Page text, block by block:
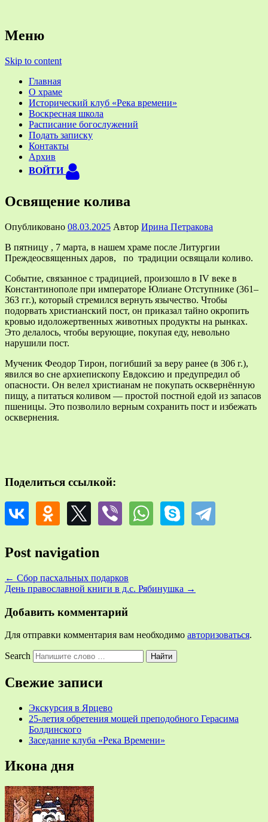
Храм святых Космы и
Жуково около Смоленска
Меню
Skip to content
Главная
О храме
Исторический клуб «Река времени»
Воскресная школа
Расписание богослужений
Подать записку
Контакты
Архив
ВОЙТИ
Освящение колива
Опубликовано 08.03.2025 Автор Ирина Петракова
В пятницу , 7 марта, в нашем храме после Литургии
Преждеосвященных даров, по традиции освящали коливо.
Событие, связанное с традицией, произошло в IV веке в
Константинополе при императоре Юлиане Отступнике (361–
363 гг.), который стремился вернуть язычество. Чтобы
подорвать христианский пост, он приказал тайно окропить
кровью идоложертвенных животных продукты на рынках.
Это делалось, чтобы верующие, покупая еду, невольно
нарушили пост.
Мученик Феодор Тирон, погибший за веру ранее (в 306 г.),
явился во сне архиепископу Евдоксию и предупредил об
опасности. Он велел христианам не покупать осквернённую
пищу, а питаться коливом — простой постной едой из запасов
пшеницы. Это позволило верным сохранить пост и избежать
осквернения.
Поделиться ссылкой:
Post navigation
← Сбор пасхальных подарков
День православной книги в д.с. Рябинушка →
Добавить комментарий
Для отправки комментария вам необходимо авторизоваться.
Search
Свежие записи
Экскурсия в Ярцево
25-летия обретения мощей преподобного Герасима
Болдинского
Заседание клуба «Река Времени»
Икона дня